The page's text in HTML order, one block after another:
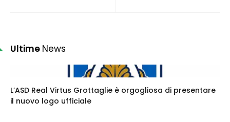
Ultime News
L’ASD Real Virtus Grottaglie è orgogliosa di presentare
il nuovo logo ufficiale